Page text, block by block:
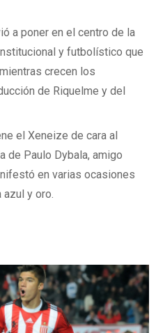
a poner en el centro de la
y futbolístico que
crecen los
de Riquelme y del
el Xeneize de cara al
de Paulo Dybala, amigo
en varias ocasiones
y oro.